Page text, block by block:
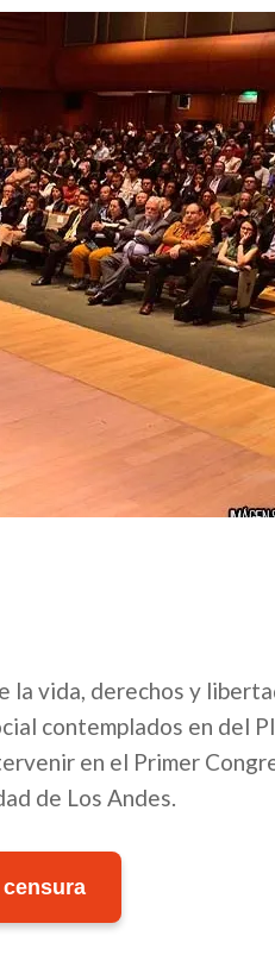
la vida, derechos y
contemplados en del
en el Primer
de Los Andes.